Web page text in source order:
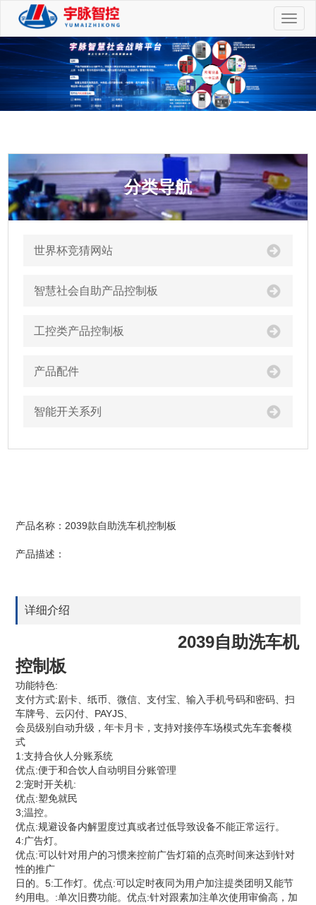
切
换
航
分类导航
世界杯竞猜网站
智慧社会自助产品控制板
工控类产品控制板
产品配件
智能开关系列
产品名称：2039款自助洗车机控制板
产品描述：
详细介绍
2039自助洗车机
控制板
功能特色:
支付方式:剧卡、纸币、微信、支付宝、输入手机号码和密码、扫
车牌号、云闪付、PAYJS、
会员级别自动升级，年卡月卡，支持对接停车场模式先车套餐模
式
1:支持合伙人分账系统
优点:便于和合饮人自动明目分账管理
2:宠时开关机:
优点:塑免就民
3;温控。
优点:规避设备内解盟度过真或者过低导致设备不能正常运行。
4:广告灯。
优点:可以针对用户的习惯来控前广告灯箱的点亮时间来达到针对
性的推广
日的。5:工作灯。优点:可以定时夜同为用户加注提类团明又能节
约用电。:单次旧费功能。优点:针对跟素加注单次使用审偷高，加